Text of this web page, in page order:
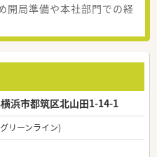
開局準備や本社部門での経
浜市都筑区北山田1-14-1
リーンライン)